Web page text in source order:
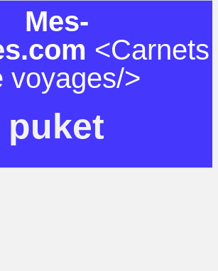
Mes-
<Carnets
voyages/>
puket